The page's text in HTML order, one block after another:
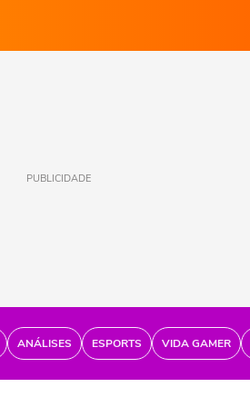
PUBLICIDADE
ANÁLISES ESPORTS VIDA GAMER